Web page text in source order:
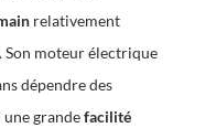
relativement
. Son moteur électrique
dépendre des
grandefacilité